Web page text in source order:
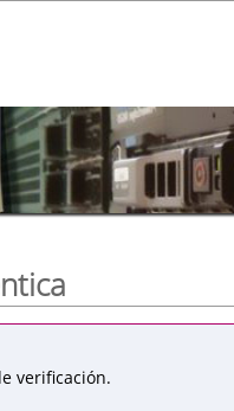
verificación.